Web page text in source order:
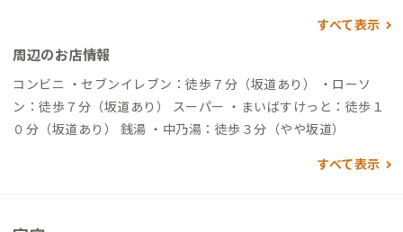
ては、LUUPのご利用or戸部駅からの徒歩、となります。日の出
町、桜木町駅からは野毛山を超える必要があるので健脚な方は
是非！ 道中、野毛山動物園(入園無料、〜16時まで)がありま
す。 自動車でアクセスする場合 ▼横浜駅から →（一般道20分
すべて表示
周辺のお店情報
コンビニ ・セブンイレブン：徒歩７分（坂道あり） ・ローソ
ン：徒歩７分（坂道あり） スーパー ・まいばすけっと：徒歩１
０分（坂道あり） 銭湯 ・中乃湯：徒歩３分（やや坂道）
すべて表示